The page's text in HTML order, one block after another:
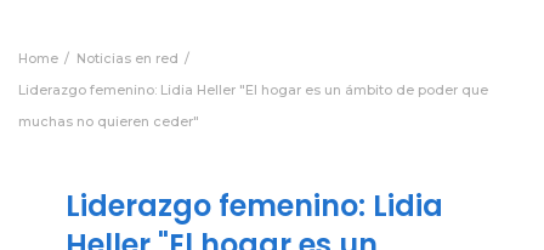
Home
Noticias en red
Liderazgo femenino: Lidia Heller "El hogar es un ámbito de poder que
muchas no quieren ceder"
Liderazgo femenino: Lidia